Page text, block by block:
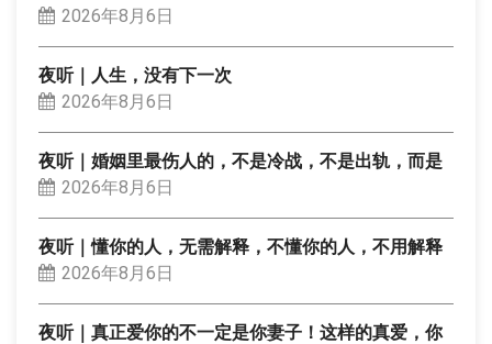
2026年8月6日
夜听｜人生，没有下一次
2026年8月6日
夜听｜婚姻里最伤人的，不是冷战，不是出轨，而是
2026年8月6日
夜听｜懂你的人，无需解释，不懂你的人，不用解释
2026年8月6日
夜听｜真正爱你的不一定是你妻子！这样的真爱，你